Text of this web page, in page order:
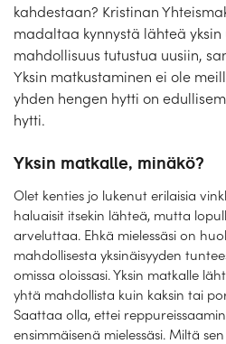
Laivat
Hyvä tietää
Meistä
kahdestaan? Kristinan
madaltaa kynnystä lähteä
mahdollisuus tutustua uusiin,
Yksin matkustaminen ei ole
yhden hengen hytti on
hytti.
Yksin matkalle, minäkö?
Olet kenties jo lukenut erilaisia
haluaisit itsekin lähteä, mutta
arveluttaa. Ehkä mielessäsi on
mahdollisesta yksinäisyyden
omissa oloissasi. Yksin matkalle
yhtä mahdollista kuin kaksin tai
Saattaa olla, ettei
ensimmäisenä mielessäsi. Miltä